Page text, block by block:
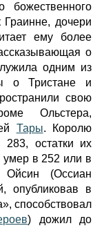
божественного
Граинне, дочери
ему более
о
одним из
о Тристане и
свою
Ольстера,
Тары. Королю
283, остатки их
умер в 252 или в
(Оссиан
опубликовав в
способствовал
) дожил до